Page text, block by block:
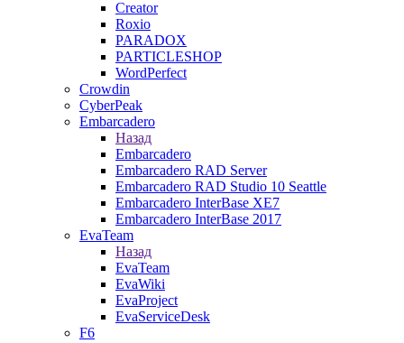
Creator
Roxio
PARADOX
PARTICLESHOP
WordPerfect
Crowdin
CyberPeak
Embarcadero
Назад
Embarcadero
Embarcadero RAD Server
Embarcadero RAD Studio 10 Seattle
Embarcadero InterBase XE7
Embarcadero InterBase 2017
EvaTeam
Назад
EvaTeam
EvaWiki
EvaProject
EvaServiceDesk
F6